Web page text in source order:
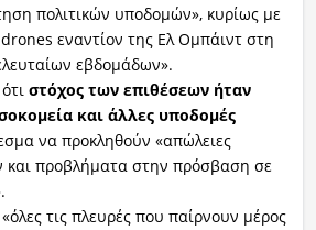
πολιτικών υποδομών», κυρίως με
εναντίον της Ελ Ομπάιντ στη
εβδομάδων».
στόχος των επιθέσεων ήταν
και άλλες υποδομές
να προκληθούν «απώλειες
προβλήματα στην πρόσβαση σε
τις πλευρές που παίρνουν μέρος